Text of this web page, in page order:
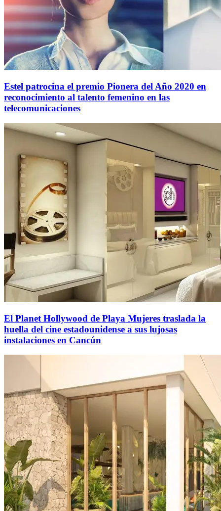
Estel patrocina el premio Pionera del Año 2020 en
reconocimiento al talento femenino en las
telecomunicaciones
El Planet Hollywood de Playa Mujeres traslada la
huella del cine estadounidense a sus lujosas
instalaciones en Cancún